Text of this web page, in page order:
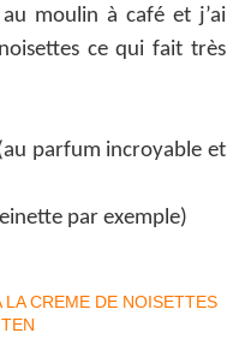
moulin à café et j’ai
ce qui fait très
parfum incroyable et
par exemple)